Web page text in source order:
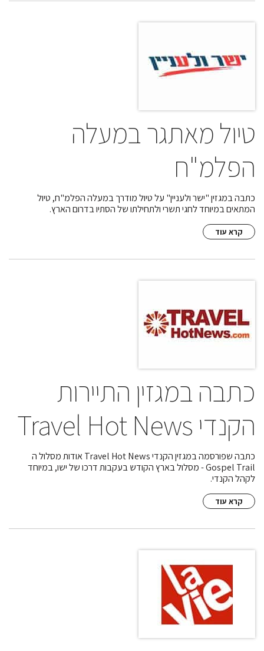
טיול מאתגר במעלה
הפלמ"ח
כתבה במגזין "ישר ולעניין" על טיול מודרך במעלה הפלמ"ח, טיול
המתאים במיוחד לחגי תשרי ולתחילתו של הסתיו בדרום הארץ.
קרא עוד
כתבה במגזין התיירות
הקנדי Travel Hot News
כתבה שפורסמה במגזין הקנדי Travel Hot News אודות מסלול ה
Gospel Trail - מסלול בארץ הקודש בעקבות דרכו של ישו, במיוחד
לקהל הקנדי.
קרא עוד